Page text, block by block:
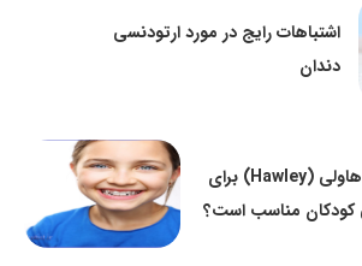
اشتباهات رایج در مورد ارتودنسی
دندان
آیا ریتینر هاولی (Hawley) برای
کودکان مناسب است؟